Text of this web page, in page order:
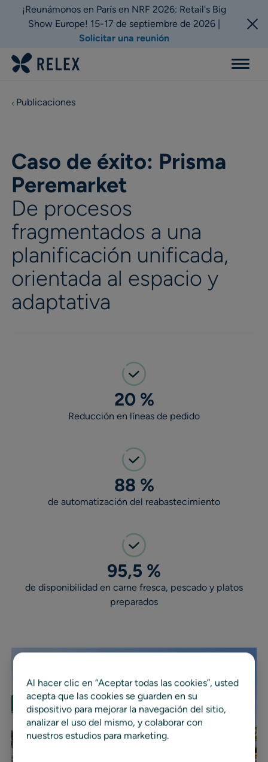
¡Reunámonos en París en NRF 2026: Retail's Big
Show Europe! 15-17 de septiembre de 2026 |
Solicitar una reunión
Menu
Publicaciones
Caso de éxito: Prisma
Peremarket
De procesos
fragmentados a una
planificación unificada,
orientada al espacio y
adaptativa
20 %
Reducción en líneas de pedido
88 %
de automatización del reabastecimiento
95,5 %
de disponibilidad en carne fresca, pescado y platos
preparados
Al hacer clic en “Aceptar todas las cookies”, usted
acepta que las cookies se guarden en su
dispositivo para mejorar la navegación del sitio,
analizar el uso del mismo, y colaborar con
nuestros estudios para marketing.